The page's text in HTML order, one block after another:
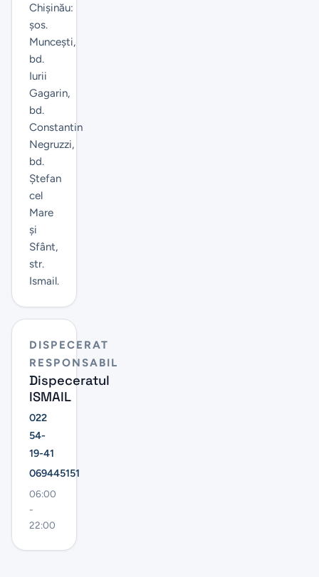
Chișinău:
șos.
Muncești,
bd.
Iurii
Gagarin,
bd.
Constantin
Negruzzi,
bd.
Ştefan
cel
Mare
şi
Sfânt,
str.
Ismail.
DISPECERAT
RESPONSABIL
Dispeceratul
ISMAIL
022
54-
19-41
069445151
06:00
-
22:00